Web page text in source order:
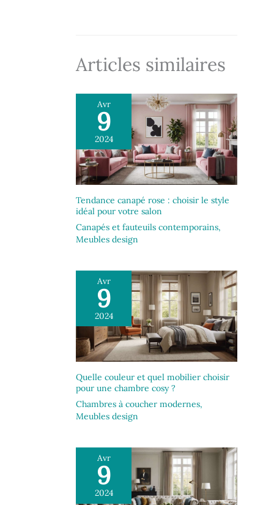
Articles similaires
Avr
9
2024
Tendance canapé rose : choisir le style
idéal pour votre salon
Canapés et fauteuils contemporains,
Meubles design
Avr
9
2024
Quelle couleur et quel mobilier choisir
pour une chambre cosy ?
Chambres à coucher modernes,
Meubles design
Avr
9
2024